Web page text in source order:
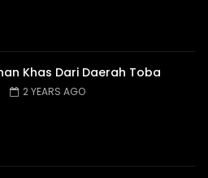
Khas Dari Daerah Toba
2 YEARS AGO